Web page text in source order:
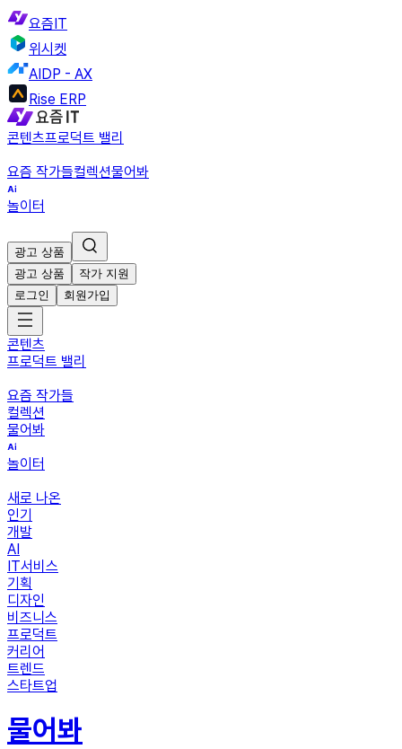
요즘IT
위시켓
AIDP - AX
Rise ERP
콘텐츠프로덕트 밸리
요즘 작가들컬렉션물어봐
놀이터
광고 상품
광고 상품
작가 지원
로그인
회원가입
콘텐츠
프로덕트 밸리
요즘 작가들
컬렉션
물어봐
놀이터
새로 나온
인기
개발
AI
IT서비스
기획
디자인
비즈니스
프로덕트
커리어
트렌드
스타트업
물어봐